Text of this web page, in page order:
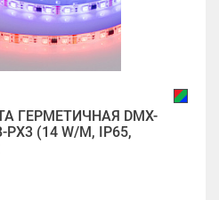
ГЕРМЕТИЧНАЯ DMX-
PX3 (14 W/M, IP65,